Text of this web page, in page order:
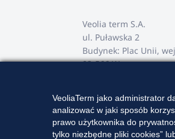
Veolia term S.A.
ul. Puławska 2
Budynek: Plac Unii,
02-566 Warszawa
e-mail:
VeoliaTerm jako administrator
analizować w jaki sposób
prawo użytkownika do
tylko niezbędne pliki cookies”